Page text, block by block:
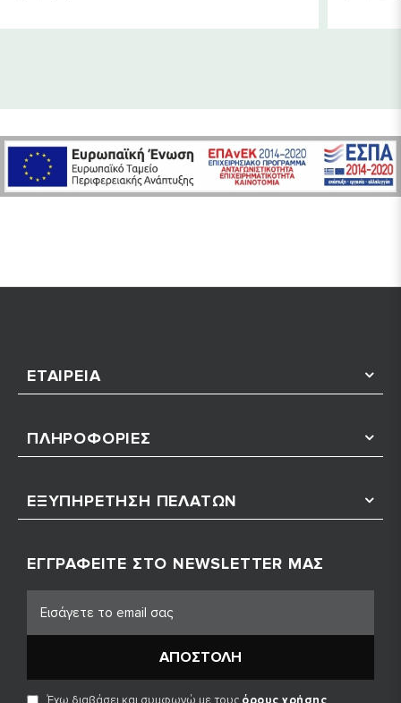
ΕΤΑΙΡΕΊΑ
ΠΛΗΡΟΦΟΡΊΕΣ
ΕΞΥΠΗΡΈΤΗΣΗ ΠΕΛΑΤΏΝ
ΕΓΓΡΑΦΕΊΤΕ ΣΤΟ NEWSLETTER ΜΑΣ
ΑΠΟΣΤΟΛΉ
Έχω διαβάσει και συμφωνώ με τους όρους χρήσης